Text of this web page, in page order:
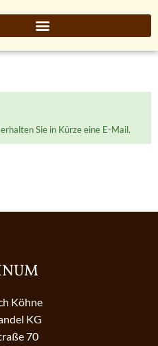
Sie in Kürze eine E-Mail.
Köhne
KG
70